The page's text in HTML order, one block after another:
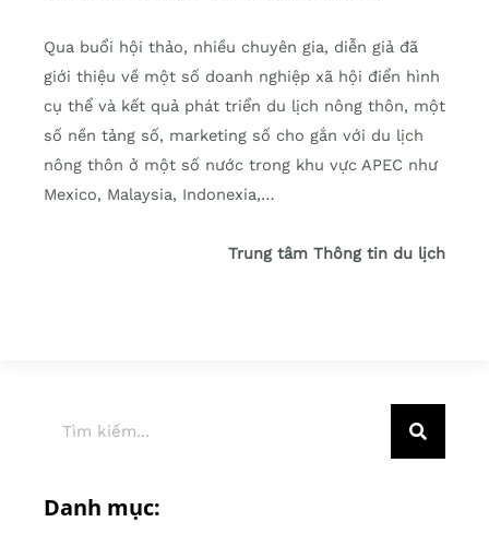
Qua buổi hội thảo, nhiều chuyên gia, diễn giả đã
giới thiệu về một số doanh nghiệp xã hội điển hình
cụ thể và kết quả phát triển du lịch nông thôn, một
số nền tảng số, marketing số cho gắn với du lịch
nông thôn ở một số nước trong khu vực APEC như
Mexico, Malaysia, Indonexia,…
Trung tâm Thông tin du lịch
Danh mục: